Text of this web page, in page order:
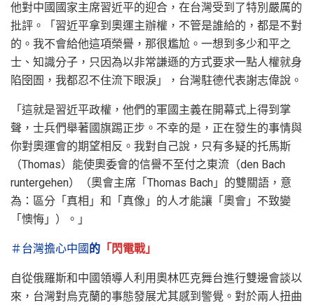
他對中國國家主席習近平的迎合，在台灣受到了特別嚴厲的
批評。「習近平拿到奧運主辦權，不管是誰給的，都是不對
的。我不會給他這項榮譽，那很尷尬。一想到多少和平之
士、知識分子，只因為以非常謙遜的方式要求一點人權就身
陷囹圄，我都忍不住流下眼淚」，台灣駐德代表謝志偉說。
「這就是習近平政權，他們的軍國主義在開幕式上得到掌
聲，士兵們舉著國旗踢正步。不幸的是，正在發生的事情與
你對奧運會的期望相反。我對自己說，只有多疑的托馬斯
（Thomas）能使奧委會的信譽不至付之東流（den Bach
runtergehen）（奧會主席「Thomas Bach」的雙關語，意
為：區分「真相」和「真像」的人才能讓「奧會」不致變
「懊悔」）。」
＃台灣擔心中國 的 「閃電戰」
自從俄羅斯和中國領導人利用奧林匹克舞台進行雙邊會談以
來，台灣對烏克蘭的事態發展尤其感到警覺。對於兩人扭曲